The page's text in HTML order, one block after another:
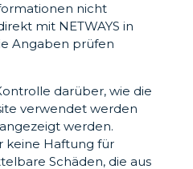
nicht
mit NETWAYS in
Angaben prüfen
darüber, wie die
verwendet werden
werden.
keine Haftung für
Schäden, die aus